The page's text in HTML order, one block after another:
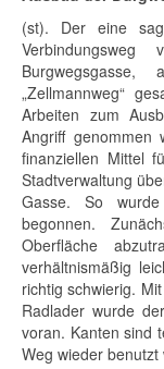
(st). Der eine
„Zellmannweg“
Arbeiten zum
Angriff
finanziellen Mittel
Stadtverwaltung
Gasse. So
begonnen.
Oberfläche
verhältnismäßig
richtig schwierig.
Radlader wurde
voran. Kanten sind
Weg wieder